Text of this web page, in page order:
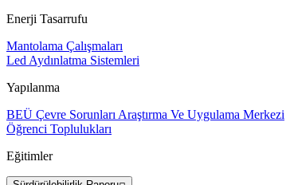
Enerji Tasarrufu
Mantolama Çalışmaları
Led Aydınlatma Sistemleri
Yapılanma
BEÜ Çevre Sorunları Araştırma Ve Uygulama Merkezi
Öğrenci Toplulukları
Eğitimler